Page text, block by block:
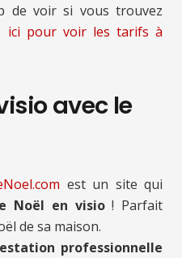
de voir si vous trouvez
ici pour voir les tarifs à
avec le
est un site qui
Noël en visio! Parfait
de sa maison.
professionnelle